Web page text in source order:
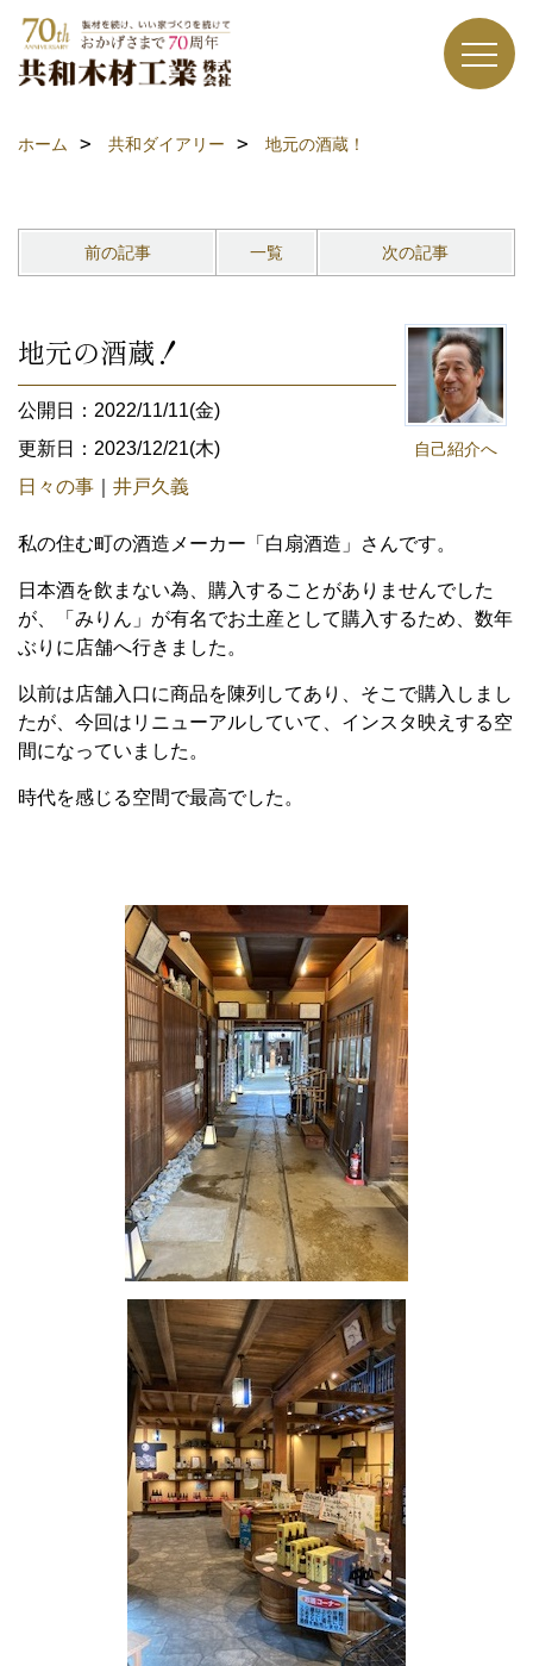
ホーム 共和ダイアリー 地元の酒蔵！
前の記事 一覧 次の記事
自己紹介へ
地元の酒蔵！
公開日：2022/11/11(金)
更新日：2023/12/21(木)
日々の事
井戸久義
私の住む町の酒造メーカー「白扇酒造」さんです。
日本酒を飲まない為、購入することがありませんでした
が、「みりん」が有名でお土産として購入するため、数年
ぶりに店舗へ行きました。
以前は店舗入口に商品を陳列してあり、そこで購入しまし
たが、今回はリニューアルしていて、インスタ映えする空
間になっていました。
時代を感じる空間で最高でした。